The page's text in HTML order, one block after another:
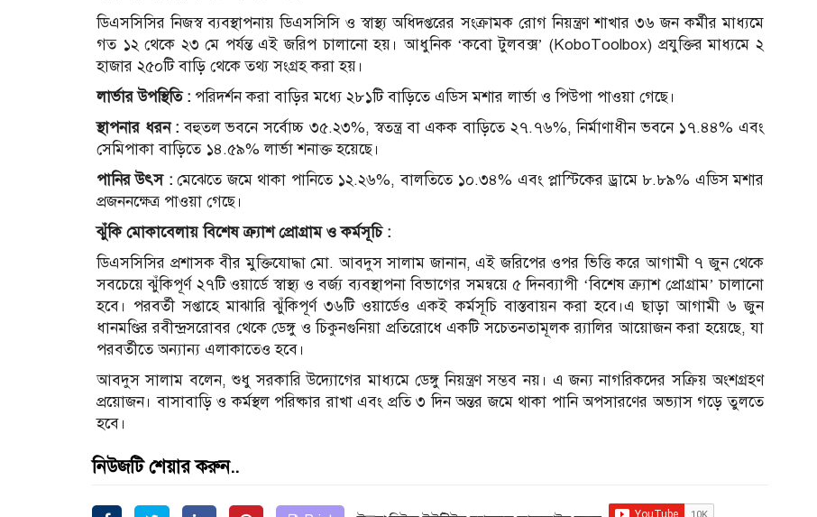
ডিএসসিসির নিজস্ব ব্যবস্থাপনায় ডিএসসিসি ও স্বাস্থ্য অধিদপ্তরের সংক্রামক রোগ নিয়ন্ত্রণ শাখার ৩৬ জন কর্মীর মাধ্যমে
গত ১২ থেকে ২৩ মে পর্যন্ত এই জরিপ চালানো হয়। আধুনিক ‘কবো টুলবক্স’ (KoboToolbox) প্রযুক্তির মাধ্যমে ২
হাজার ২৫০টি বাড়ি থেকে তথ্য সংগ্রহ করা হয়।
লার্ভার উপস্থিতি : পরিদর্শন করা বাড়ির মধ্যে ২৮১টি বাড়িতে এডিস মশার লার্ভা ও পিউপা পাওয়া গেছে।
স্থাপনার ধরন : বহুতল ভবনে সর্বোচ্চ ৩৫.২৩%, স্বতন্ত্র বা একক বাড়িতে ২৭.৭৬%, নির্মাণাধীন ভবনে ১৭.৪৪% এবং
সেমিপাকা বাড়িতে ১৪.৫৯% লার্ভা শনাক্ত হয়েছে।
পানির উৎস :মেঝেতে জমে থাকা পানিতে ১২.২৬%, বালতিতে ১০.৩৪% এবং প্লাস্টিকের ড্রামে ৮.৮৯% এডিস মশার
প্রজননক্ষেত্র পাওয়া গেছে।
ঝুঁকি মোকাবেলায় বিশেষ ক্র্যাশ প্রোগ্রাম ও কর্মসূচি :
ডিএসসিসির প্রশাসক বীর মুক্তিযোদ্ধা মো. আবদুস সালাম জানান, এই জরিপের ওপর ভিত্তি করে আগামী ৭ জুন থেকে
সবচেয়ে ঝুঁকিপূর্ণ ২৭টি ওয়ার্ডে স্বাস্থ্য ও বর্জ্য ব্যবস্থাপনা বিভাগের সমন্বয়ে ৫ দিনব্যাপী ‘বিশেষ ক্র্যাশ প্রোগ্রাম’ চালানো
হবে। পরবর্তী সপ্তাহে মাঝারি ঝুঁকিপূর্ণ ৩৬টি ওয়ার্ডেও একই কর্মসূচি বাস্তবায়ন করা হবে।এ ছাড়া আগামী ৬ জুন
ধানমণ্ডির রবীন্দ্রসরোবর থেকে ডেঙ্গু ও চিকুনগুনিয়া প্রতিরোধে একটি সচেতনতামূলক র‍্যালির আয়োজন করা হয়েছে, যা
পরবর্তীতে অন্যান্য এলাকাতেও হবে।
আবদুস সালাম বলেন, শুধু সরকারি উদ্যোগের মাধ্যমে ডেঙ্গু নিয়ন্ত্রণ সম্ভব নয়। এ জন্য নাগরিকদের সক্রিয় অংশগ্রহণ
প্রয়োজন। বাসাবাড়ি ও কর্মস্থল পরিষ্কার রাখা এবং প্রতি ৩ দিন অন্তর জমে থাকা পানি অপসারণের অভ্যাস গড়ে তুলতে
হবে।
নিউজটি শেয়ার করুন..